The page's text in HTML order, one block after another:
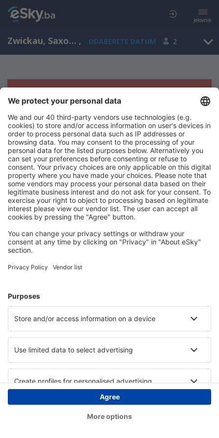
Jelovnik
Zwickau, Saxony, Njemačka , ODABERITE DATUM 2
Žao nam je, ne možemo da prikažemo
rezultate
Pokušajte još jednom kad izaberete druge kriterijume
Copyright © eSky.ba. Sva prava zadržana.